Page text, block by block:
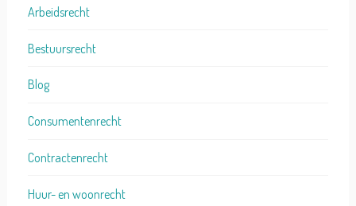
Arbeidsrecht
Bestuursrecht
Blog
Consumentenrecht
Contractenrecht
Huur- en woonrecht